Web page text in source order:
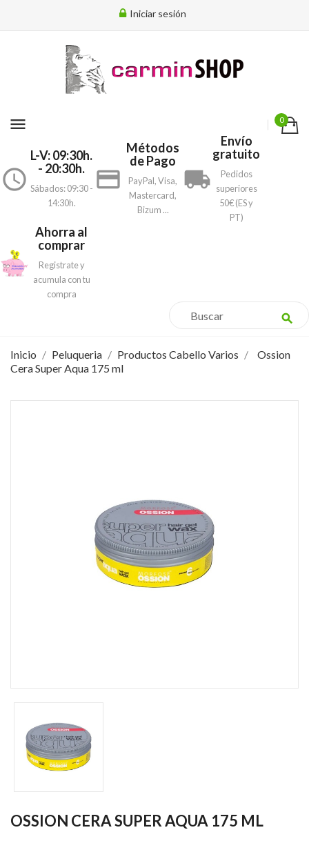
Iniciar sesión
menu 0
access_time
L-V: 09:30h.
- 20:30h.
Sábados: 09:30 -
14:30h.
payment
Métodos
de Pago
PayPal, Visa,
Mastercard,
Bizum ...
local_shipping
Envío
gratuito
Pedidos
superiores
50€ (ES y
PT)
Ahorra al
comprar
Registrate y
acumula con tu
compra
search
Inicio Peluqueria Productos Cabello Varios
Ossion
Cera Super Aqua 175 ml
OSSION CERA SUPER AQUA 175 ML